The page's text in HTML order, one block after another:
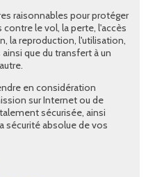
raisonnables pour protéger
le vol, la perte, l'accès
la reproduction, l'utilisation,
que du transfert à un
en considération
sur Internet ou de
sécurisée, ainsi
sécurité absolue de vos